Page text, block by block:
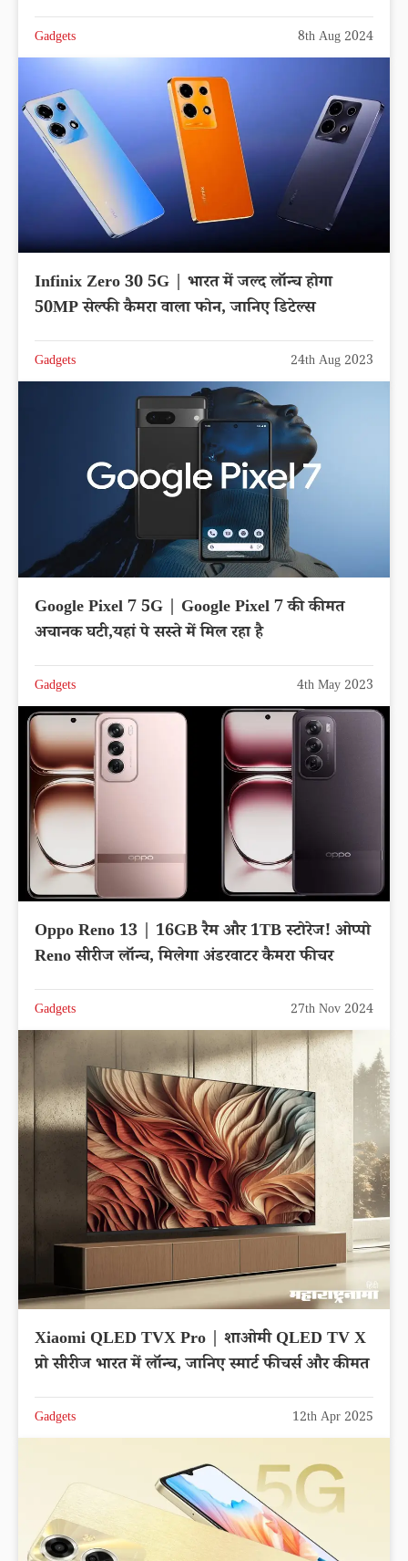
Gadgets 8th Aug 2024
Infinix Zero 30 5G | भारत में जल्द लॉन्च होगा
50MP सेल्फी कैमरा वाला फोन, जानिए डिटेल्स
Gadgets 24th Aug 2023
Google Pixel 7 5G | Google Pixel 7 की कीमत
अचानक घटी,यहां पे सस्ते में मिल रहा है
Gadgets 4th May 2023
Oppo Reno 13 | 16GB रैम और 1TB स्टोरेज! ओप्पो
Reno सीरीज लॉन्च, मिलेगा अंडरवाटर कैमरा फीचर
Gadgets 27th Nov 2024
Xiaomi QLED TVX Pro | शाओमी QLED TV X
प्रो सीरीज भारत में लॉन्च, जानिए स्मार्ट फीचर्स और कीमत
Gadgets 12th Apr 2025